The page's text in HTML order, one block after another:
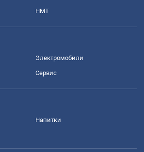
НМТ
Электромобили
Сервис
Напитки